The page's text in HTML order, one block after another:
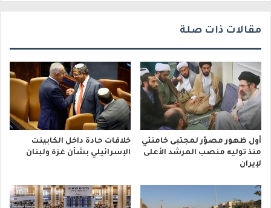
مقالات ذات صلة
أول ظهور مصوّر لمجتبى خامنئي
منذ توليه منصب المرشد الأعلى
لإيران
خلافات حادة داخل الكابينت
الإسرائيلي بشأن غزة ولبنان